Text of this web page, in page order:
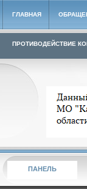
ГЛАВНАЯ
ПРОТИВОДЕЙСТВИЕ
Архивный
ПАНЕЛЬ